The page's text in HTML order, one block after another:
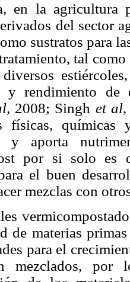
en la agricultura
del sector
sustratos para
tal
y rendimiento de
2008; Singh et al,
físicas,
y aporta
por si solo es
el buen
mezclas con
de materias
para el
mezclados, por